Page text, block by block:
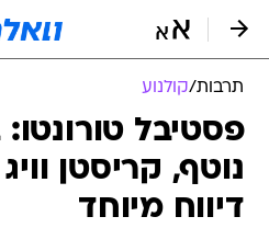
תרבות/קולנוע
פסטיבל טורונטו:
נוטף, קריסטן
דיווח מיוחד